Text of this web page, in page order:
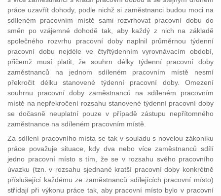
práce uzavřít dohody, podle nichž si zaměstnanci budou moci na
sdíleném pracovním místě sami rozvrhovat pracovní dobu do
směn po vzájemné dohodě tak, aby každý z nich na základě
společného rozvrhu pracovní doby naplnil průměrnou týdenní
pracovní dobu nejdéle ve čtyřtýdenním vyrovnávacím období,
přičemž musí platit, že souhrn délky týdenní pracovní doby
zaměstnanců na jednom sdíleném pracovním místě nesmí
překročit délku stanovené týdenní pracovní doby. Omezení
souhrnu pracovní doby zaměstnanců na sdíleném pracovním
místě na nepřekročení rozsahu stanovené týdenní pracovní doby
se dočasně neuplatní pouze v případě zástupu nepřítomného
zaměstnance na sdíleném pracovním místě.
Za sdílení pracovního místa se tak v souladu s novelou zákoníku
práce považuje situace, kdy dva nebo více zaměstnanců sdílí
jedno pracovní místo s tím, že se v rozsahu svého pracovního
úvazku (tzn. v rozsahu sjednané kratší pracovní doby konkrétně
příslušející každému ze zaměstnanců sdílejících pracovní místo)
střídají při výkonu práce tak, aby pracovní místo bylo v pracovní